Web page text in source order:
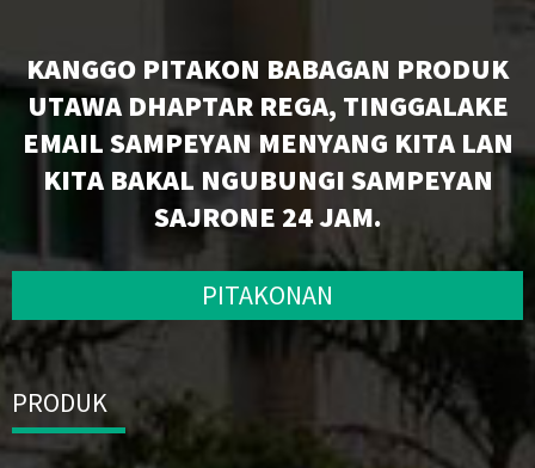
KANGGO PITAKON BABAGAN PRODUK
UTAWA DHAPTAR REGA, TINGGALAKE
EMAIL SAMPEYAN MENYANG KITA LAN
KITA BAKAL NGUBUNGI SAMPEYAN
SAJRONE 24 JAM.
PITAKONAN
PRODUK